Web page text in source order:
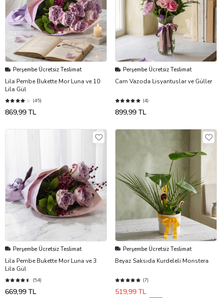
Perşembe Ücretsiz Teslimat
Lila Pembe Bukette Mor Luna ve 10
Lila Gül
(45)
869,99 TL
Perşembe Ücretsiz Teslimat
Cam Vazoda Lisyantuslar ve Güller
(4)
899,99 TL
Perşembe Ücretsiz Teslimat
Lila Pembe Bukette Mor Luna ve 3
Lila Gül
(54)
669,99 TL
Perşembe Ücretsiz Teslimat
Beyaz Saksıda Kurdeleli Monstera
(7)
519,99 TL